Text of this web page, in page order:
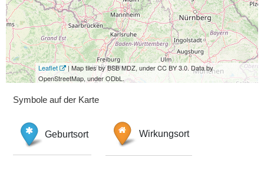
Leaflet
| Map tiles by BSB MDZ, under CC BY 3.0. Data by
OpenStreetMap, under ODbL.
Symbole auf der Karte
Geburtsort Wirkungsort